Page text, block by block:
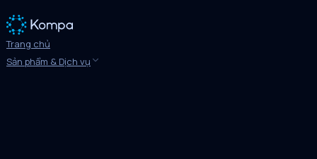
Trang chủ
Sản phẩm & Dịch vụ